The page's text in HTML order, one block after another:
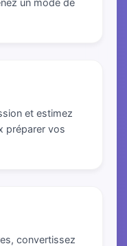
et estimez
préparer vos
convertissez